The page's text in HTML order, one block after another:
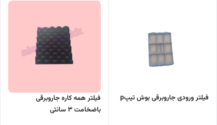
فیلتر ورودی جاروبرقی بوش تیپp
فیلتر همه کاره جاروبرقی
باضخامت ۳ سانتی